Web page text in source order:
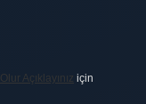
Açıklayınız için